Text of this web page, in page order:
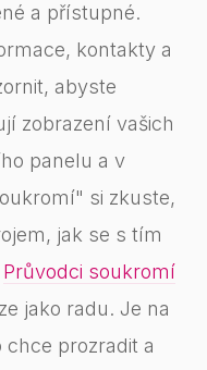
a přístupné.
kontakty a
abyste
zobrazení vašich
panelu a v
si zkuste,
jak se s tím
Průvodci soukromí
jako radu. Je na
prozradit a